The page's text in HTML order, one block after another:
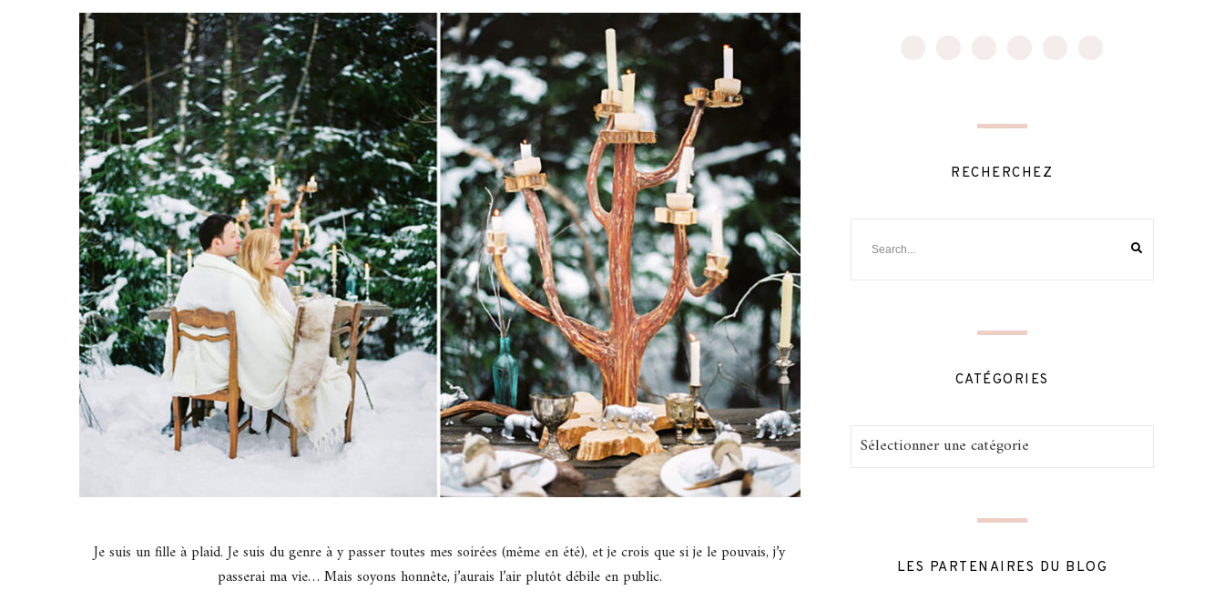
Je suis un fille à plaid. Je suis du genre à y passer toutes mes soirées (même en été), et je crois que si je le pouvais, j’y
passerai ma vie… Mais soyons honnête, j’aurais l’air plutôt débile en public.
RECHERCHEZ
CATÉGORIES
Catégories
LES PARTENAIRES DU BLOG